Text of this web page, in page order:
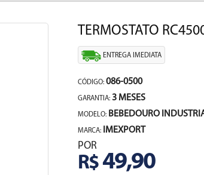
TERMOSTATO
ENTREGA IMEDIATA
CÓDIGO: 086-0500
GARANTIA: 3 MESES
MODELO: BEBEDOURO
MARCA: IMEXPORT
POR
R$49,90